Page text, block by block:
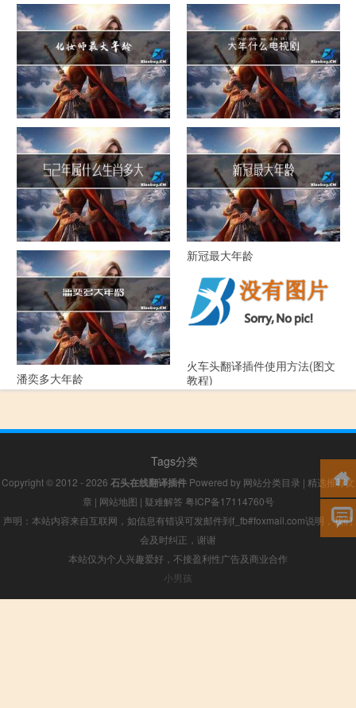
1941年多大年纪 大年三十早上吃什么美白
化妆师最大年龄 大年什么电视剧
52年属什么生肖多大年龄 新冠最大年龄
潘奕多大年龄
火车头翻译插件使用方法(图文
教程)
Tags分类
Copyright © 2012 - 2026 石头在线翻译插件Powered by 网站分类目录 | 精选推荐文
章 | 网站地图 | 疑难解答 粤ICP备17114760号
声明：本站内容来自互联网，如信息有错误可发邮件到f_fb#foxmail.com说明，我们
会及时纠正，谢谢
本站仅为个人兴趣爱好，不接盈利性广告及商业合作
小男孩